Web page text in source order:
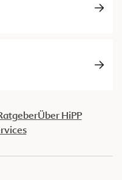
Über HiPP